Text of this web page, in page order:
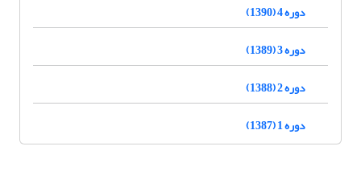
دوره 4 (1390)
دوره 3 (1389)
دوره 2 (1388)
دوره 1 (1387)